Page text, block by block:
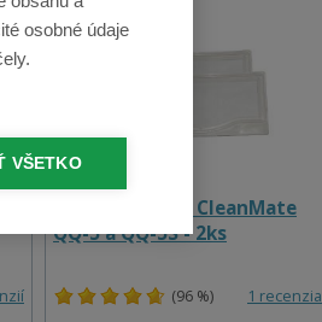
Prachový filter CleanMate
QQ-5 a QQ-5S - 2ks
(96 %) 1 recenzia
osobné údaje
VŠETKO